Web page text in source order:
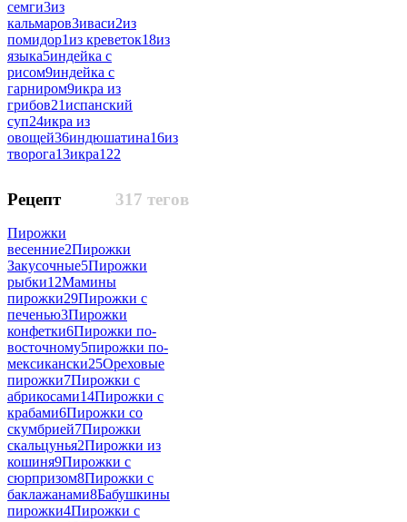
семги3из
кальмаров3иваси2из
помидор1из креветок18из
языка5индейка с
рисом9индейка с
гарниром9икра из
грибов21испанский
суп24икра из
овощей36индюшатина16из
творога13икра122
317 тегов
Рецепт
Пирожки
весенние2Пирожки
Закусочные5Пирожки
рыбки12Мамины
пирожки29Пирожки с
печенью3Пирожки
конфетки6Пирожки по-
восточному5пирожки по-
мексикански25Ореховые
пирожки7Пирожки с
абрикосами14Пирожки с
крабами6Пирожки со
скумбрией7Пирожки
скальцунья2Пирожки из
кошиня9Пирожки с
сюрпризом8Пирожки с
баклажанами8Бабушкины
пирожки4Пирожки с